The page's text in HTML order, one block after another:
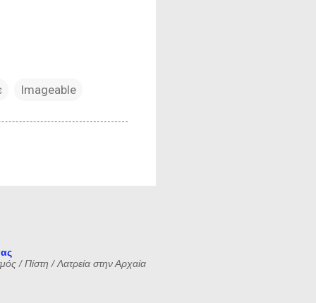
Imageable
/ Πίστη / Λατρεία στην Αρχαία